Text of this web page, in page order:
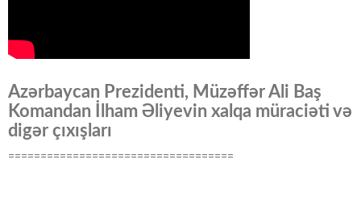
Azərbaycan Prezidenti, Müzəffər Ali Baş
Komandan İlham Əliyevin xalqa müraciəti və
digər çıxışları
===================================